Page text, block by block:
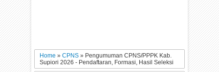
Home»CPNS» Pengumuman CPNS/PPPK Kab.
Supiori 2026 - Pendaftaran, Formasi, Hasil Seleksi